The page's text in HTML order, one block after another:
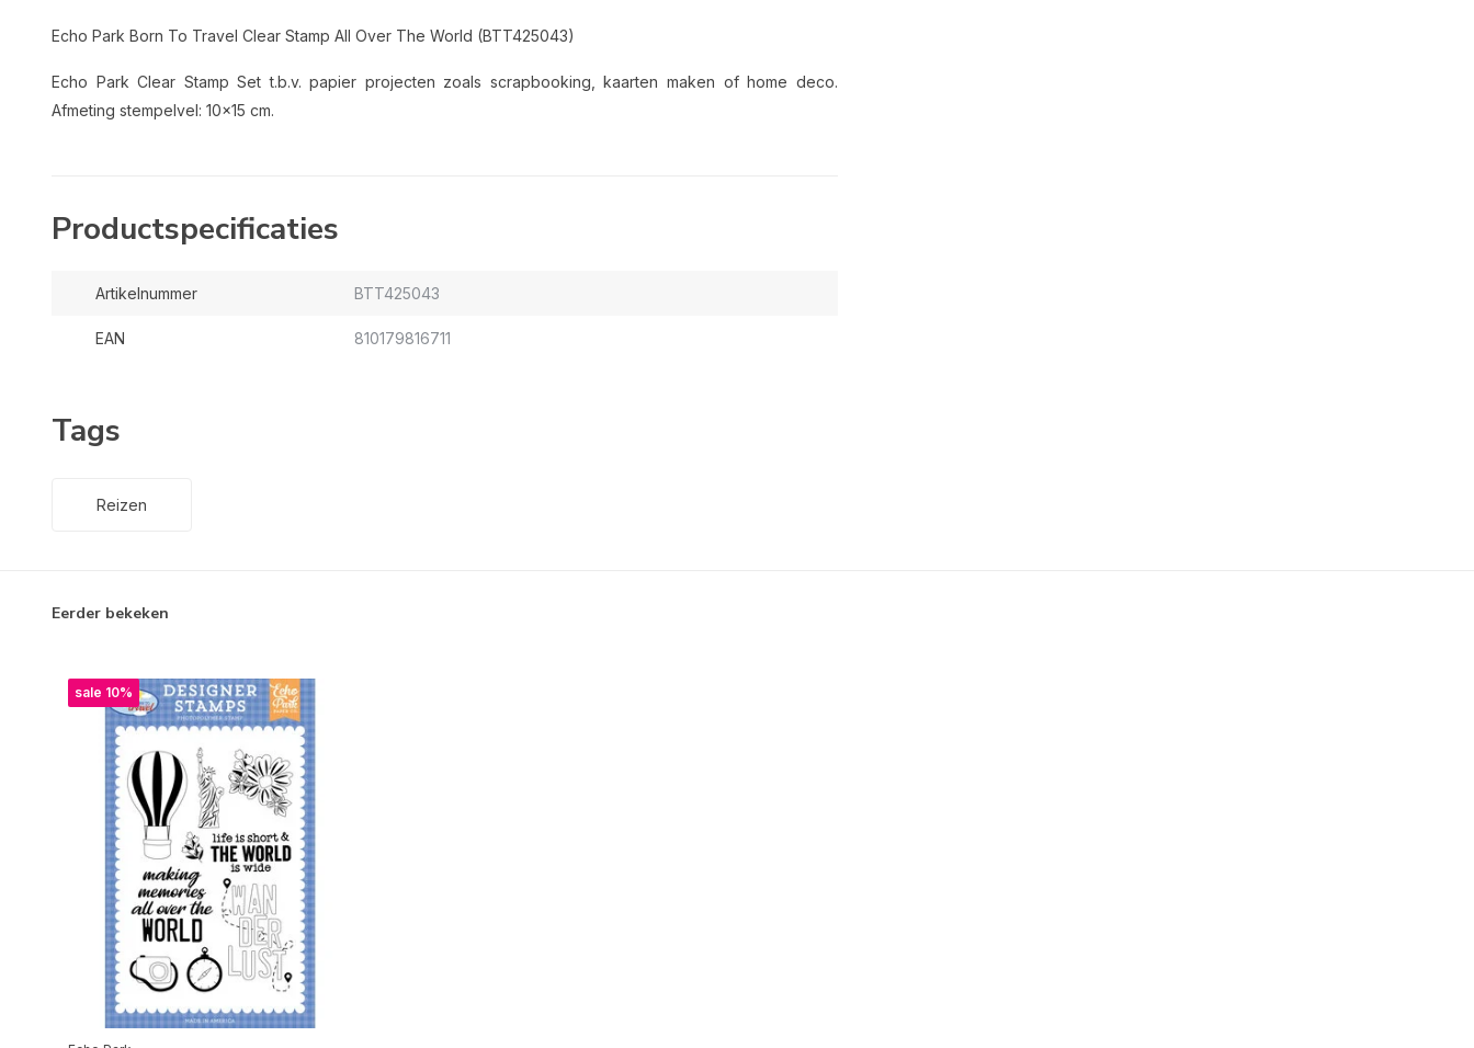
Echo Park Born To Travel Clear Stamp All Over The World (BTT425043)
Echo Park Clear Stamp Set t.b.v. papier projecten zoals scrapbooking, kaarten maken of home deco.
Afmeting stempelvel: 10x15 cm.
Productspecificaties
Artikelnummer BTT425043
EAN 810179816711
Tags
Reizen
Eerder bekeken
sale 10%